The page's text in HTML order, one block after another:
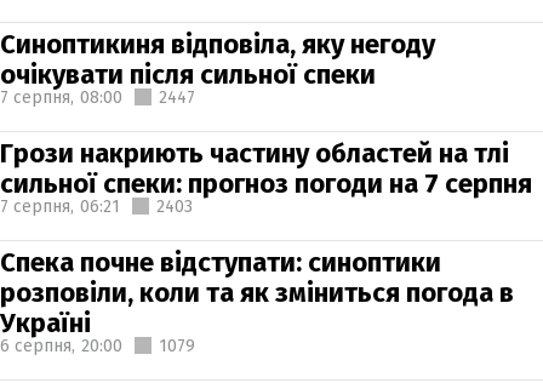
Синоптикиня відповіла, яку негоду
очікувати після сильної спеки
7 серпня, 08:00 2447
Грози накриють частину областей на тлі
сильної спеки: прогноз погоди на 7 серпня
7 серпня, 06:21 2403
Спека почне відступати: синоптики
розповіли, коли та як зміниться погода в
Україні
6 серпня, 20:00 1079